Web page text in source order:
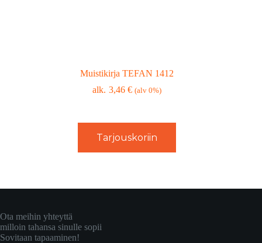
Muistikirja TEFAN 1412
3,46€ (alv 0%)
Tarjouskoriin
Ota meihin yhteyttä
milloin tahansa sinulle sopii
Sovitaan tapaaminen!